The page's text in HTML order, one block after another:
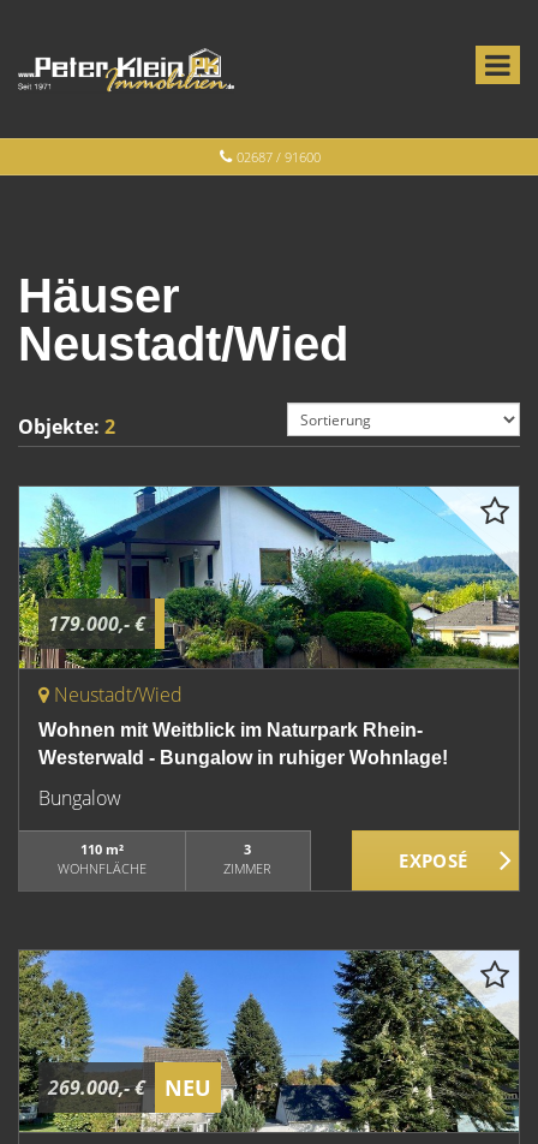
02687 / 91600
Häuser
Neustadt/Wied
Objekte: 2
179.000,- €
Neustadt/Wied
Wohnen mit Weitblick im Naturpark Rhein-
Westerwald - Bungalow in ruhiger Wohnlage!
Bungalow
110 m²
WOHNFLÄCHE
3
ZIMMER
269.000,- € NEU